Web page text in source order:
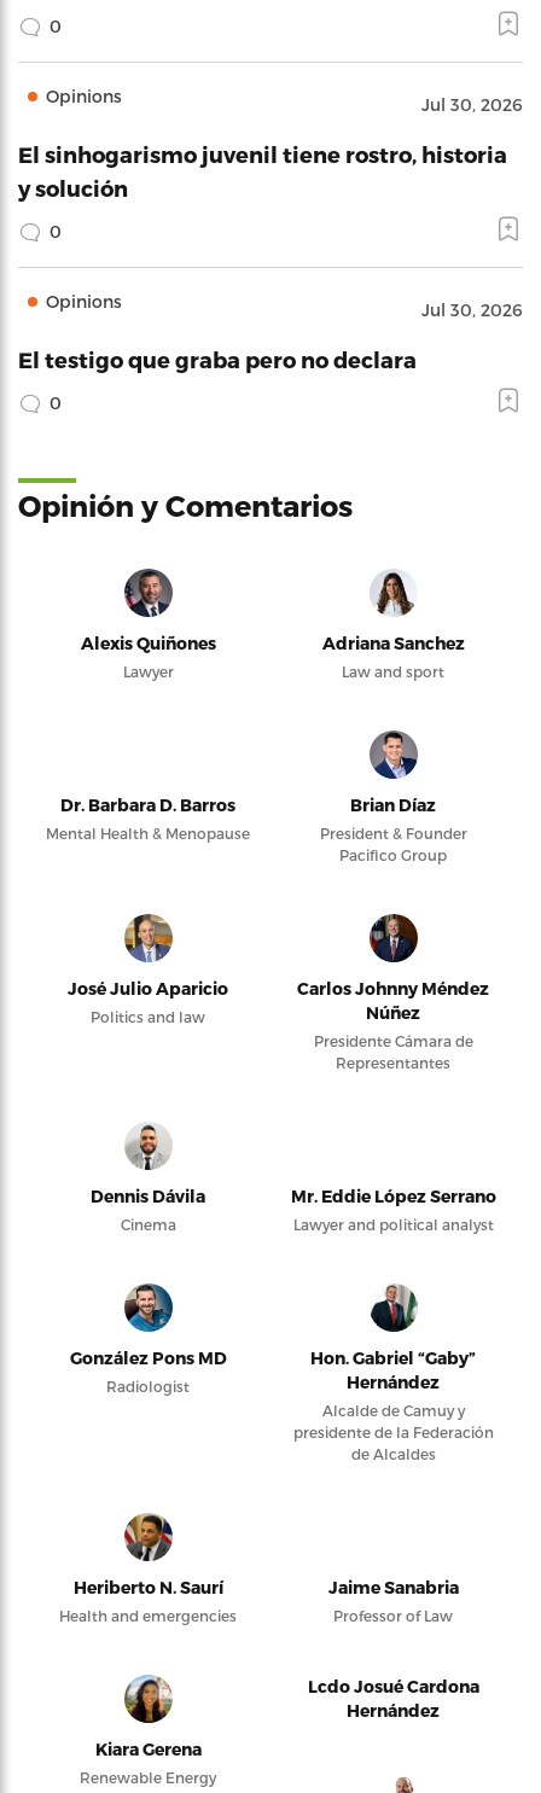
0
Opinions Jul 30, 2026
El sinhogarismo juvenil tiene rostro, historia
y solución
0
Opinions Jul 30, 2026
El testigo que graba pero no declara
0
Opinión y Comentarios
Alexis Quiñones
Lawyer
Adriana Sanchez
Law and sport
Dr. Barbara D. Barros
Mental Health & Menopause
Brian Díaz
President & Founder
Pacifico Group
José Julio Aparicio
Politics and law
Carlos Johnny Méndez
Núñez
Presidente Cámara de
Representantes
Dennis Dávila
Cinema
Mr. Eddie López Serrano
Lawyer and political analyst
González Pons MD
Radiologist
Hon. Gabriel “Gaby”
Hernández
Alcalde de Camuy y
presidente de la Federación
de Alcaldes
Heriberto N. Saurí
Health and emergencies
Jaime Sanabria
Professor of Law
Kiara Gerena
Renewable Energy
Lcdo Josué Cardona
Hernández